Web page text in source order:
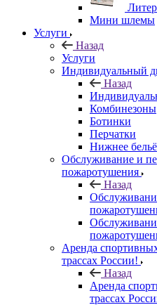
Мини шлемы
Услуги
Назад
Услуги
Индивидуальный
Назад
Комбинезоны
Ботинки
Перчатки
Нижнее бельё
Обслуживание и
пожаротушения
Назад
Аренда
трассах России!
Назад
Аренда
трассах